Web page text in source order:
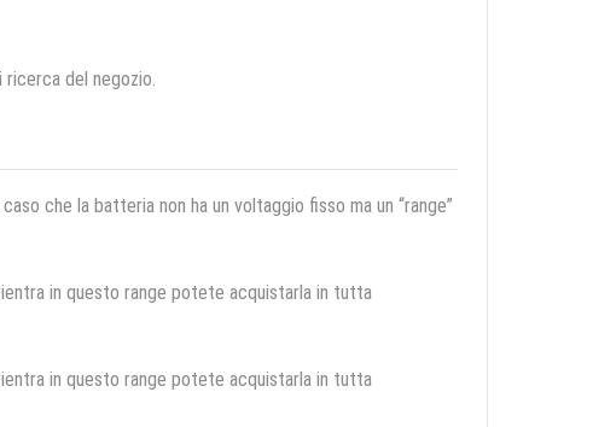
del negozio.
che la batteria non ha un voltaggio fisso ma un “range”
in questo range potete acquistarla in tutta
in questo range potete acquistarla in tutta